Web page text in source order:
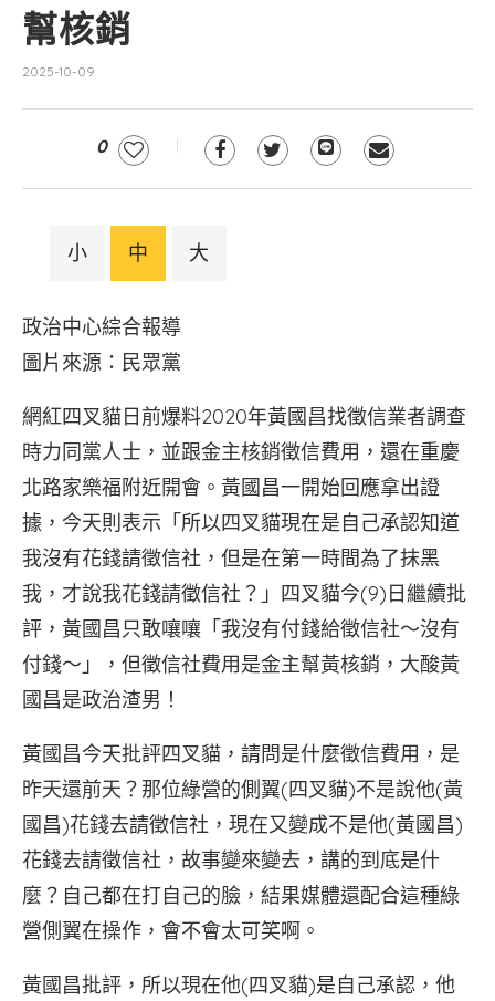
幫核銷
2025-10-09
0
小 中 大
政治中心綜合報導
圖片來源：民眾黨
網紅四叉貓日前爆料2020年黃國昌找徵信業者調查
時力同黨人士，並跟金主核銷徵信費用，還在重慶
北路家樂福附近開會。黃國昌一開始回應拿出證
據，今天則表示「所以四叉貓現在是自己承認知道
我沒有花錢請徵信社，但是在第一時間為了抹黑
我，才說我花錢請徵信社？」四叉貓今(9)日繼續批
評，黃國昌只敢嚷嚷「我沒有付錢給徵信社～沒有
付錢～」，但徵信社費用是金主幫黃核銷，大酸黃
國昌是政治渣男！
黃國昌今天批評四叉貓，請問是什麼徵信費用，是
昨天還前天？那位綠營的側翼(四叉貓)不是說他(黃
國昌)花錢去請徵信社，現在又變成不是他(黃國昌)
花錢去請徵信社，故事變來變去，講的到底是什
麼？自己都在打自己的臉，結果媒體還配合這種綠
營側翼在操作，會不會太可笑啊。
黃國昌批評，所以現在他(四叉貓)是自己承認，他